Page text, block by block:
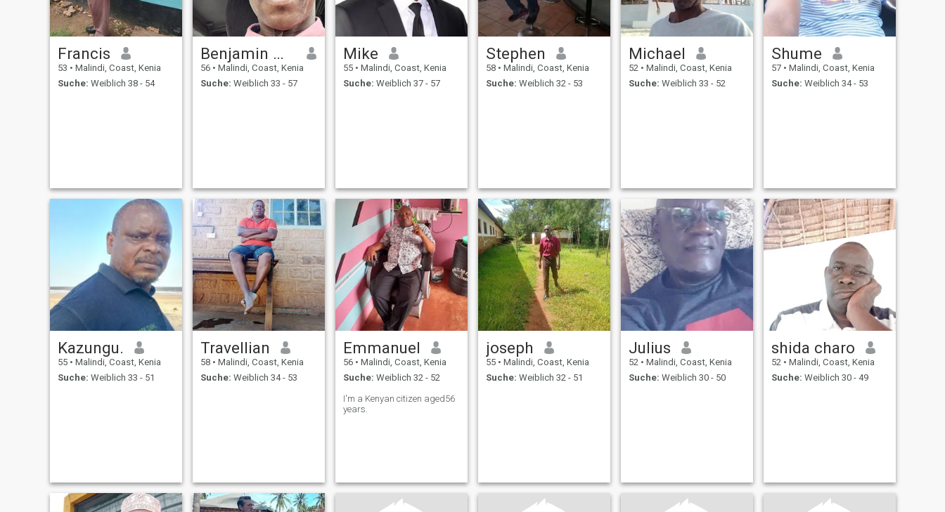
Francis
53 • Malindi, Coast, Kenia
Suche: Weiblich 38 - 54
Benjamin mboya
56 • Malindi, Coast, Kenia
Suche: Weiblich 33 - 57
Mike
55 • Malindi, Coast, Kenia
Suche: Weiblich 37 - 57
Stephen
58 • Malindi, Coast, Kenia
Suche: Weiblich 32 - 53
Michael
52 • Malindi, Coast, Kenia
Suche: Weiblich 33 - 52
Shume
57 • Malindi, Coast, Kenia
Suche: Weiblich 34 - 53
Kazungu.
55 • Malindi, Coast, Kenia
Suche: Weiblich 33 - 51
Travellian
58 • Malindi, Coast, Kenia
Suche: Weiblich 34 - 53
Emmanuel
56 • Malindi, Coast, Kenia
Suche: Weiblich 32 - 52
I'm a Kenyan citizen aged56
years.
joseph
55 • Malindi, Coast, Kenia
Suche: Weiblich 32 - 51
Julius
52 • Malindi, Coast, Kenia
Suche: Weiblich 30 - 50
shida charo
52 • Malindi, Coast, Kenia
Suche: Weiblich 30 - 49